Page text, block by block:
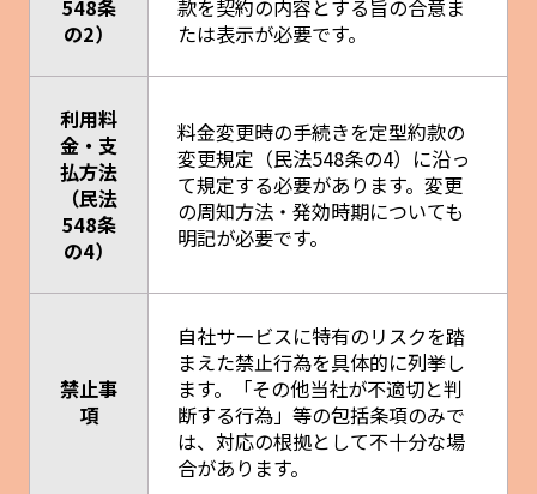
548条
の2）
款を契約の内容とする旨の合意ま
たは表示が必要です。
利用料
金・支
払方法
（民法
548条
の4）
料金変更時の手続きを定型約款の
変更規定（民法548条の4）に沿っ
て規定する必要があります。変更
の周知方法・発効時期についても
明記が必要です。
禁止事
項
自社サービスに特有のリスクを踏
まえた禁止行為を具体的に列挙し
ます。「その他当社が不適切と判
断する行為」等の包括条項のみで
は、対応の根拠として不十分な場
合があります。